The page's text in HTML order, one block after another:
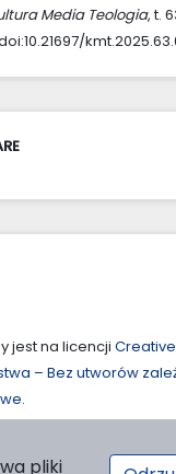
Media Teologia, t.
jest na licencji
– Bez utworów
.
pliki